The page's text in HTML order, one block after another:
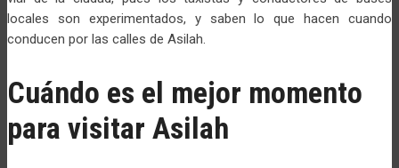
locales son experimentados, y saben lo que hacen cuando
conducen por las calles de Asilah.
Cuándo es el mejor momento
para visitar Asilah